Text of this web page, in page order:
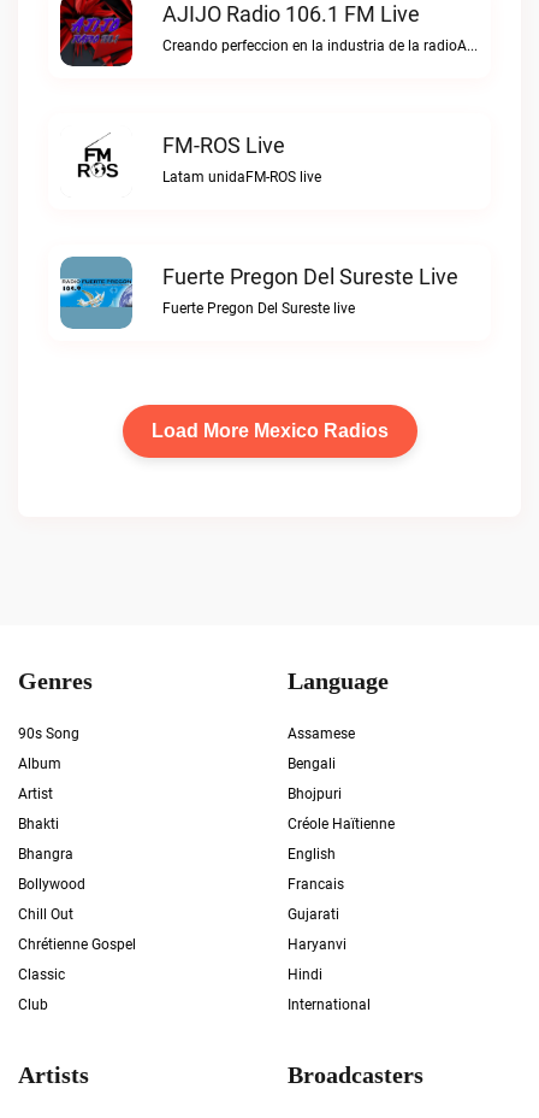
AJIJO Radio 106.1 FM Live
Creando perfeccion en la industria de la radioAJIJO Radio 106.1 FM live
FM-ROS Live
Latam unidaFM-ROS live
Fuerte Pregon Del Sureste Live
Fuerte Pregon Del Sureste live
Load More Mexico Radios
Genres
90s Song
Album
Artist
Bhakti
Bhangra
Bollywood
Chill Out
Chrétienne Gospel
Classic
Club
Language
Assamese
Bengali
Bhojpuri
Créole Haïtienne
English
Francais
Gujarati
Haryanvi
Hindi
International
Artists Broadcasters